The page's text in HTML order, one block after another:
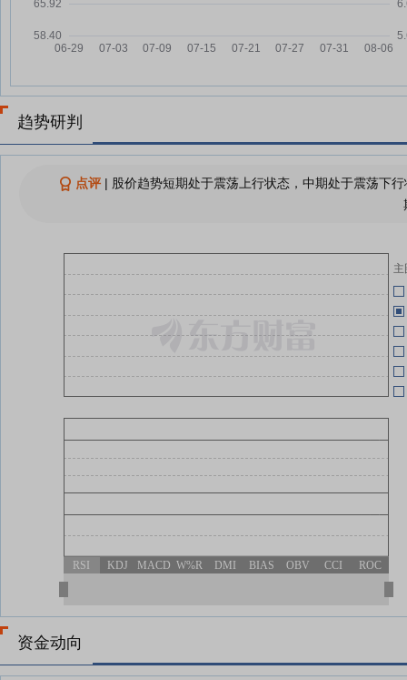
07-27
长城证券：融资净偿还762.79万
07-24
长城证券：融资净买入656.57万
07-23
长城证券：截至2026年7月20日
07-22
长城证券：融资净买入764.92万
查看更多
06-27
06-27
06-18
趋势研判
点评| 股价趋势短期处于震荡上行状态，中期处于震荡下
主
RSI KDJ MACD W%R DMI BIAS OBV CCI ROC
资金动向